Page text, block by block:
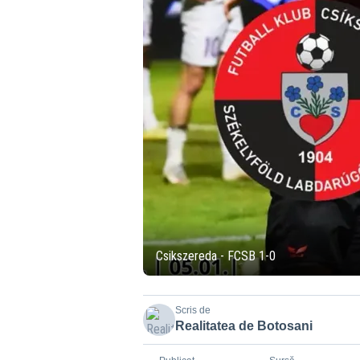
Csikszereda - FCSB 1-0
Scris de
Realitatea de Botosani